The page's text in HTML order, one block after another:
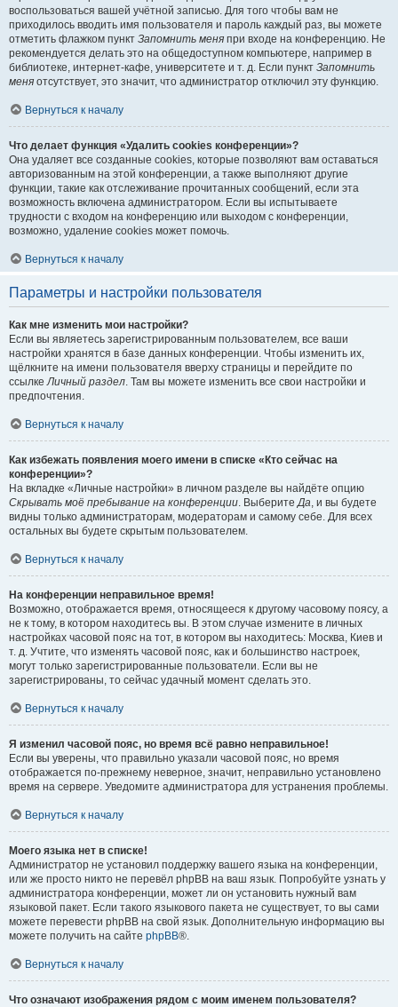
воспользоваться вашей учётной записью. Для того чтобы вам не
приходилось вводить имя пользователя и пароль каждый раз, вы можете
отметить флажком пункт Запомнить меня при входе на конференцию. Не
рекомендуется делать это на общедоступном компьютере, например в
библиотеке, интернет-кафе, университете и т. д. Если пункт Запомнить
меня отсутствует, это значит, что администратор отключил эту функцию.
Вернуться к началу
Что делает функция «Удалить cookies конференции»?
Она удаляет все созданные cookies, которые позволяют вам оставаться
авторизованным на этой конференции, а также выполняют другие
функции, такие как отслеживание прочитанных сообщений, если эта
возможность включена администратором. Если вы испытываете
трудности с входом на конференцию или выходом с конференции,
возможно, удаление cookies может помочь.
Вернуться к началу
Параметры и настройки пользователя
Как мне изменить мои настройки?
Если вы являетесь зарегистрированным пользователем, все ваши
настройки хранятся в базе данных конференции. Чтобы изменить их,
щёлкните на имени пользователя вверху страницы и перейдите по
ссылкеЛичный раздел. Там вы можете изменить все свои настройки и
предпочтения.
Вернуться к началу
Как избежать появления моего имени в списке «Кто сейчас на
конференции»?
На вкладке «Личные настройки» в личном разделе вы найдёте опцию
Скрывать моё пребывание на конференции. ВыберитеДа, и вы будете
видны только администраторам, модераторам и самому себе. Для всех
остальных вы будете скрытым пользователем.
Вернуться к началу
На конференции неправильное время!
Возможно, отображается время, относящееся к другому часовому поясу, а
не к тому, в котором находитесь вы. В этом случае измените в личных
настройках часовой пояс на тот, в котором вы находитесь: Москва, Киев и
т. д. Учтите, что изменять часовой пояс, как и большинство настроек,
могут только зарегистрированные пользователи. Если вы не
зарегистрированы, то сейчас удачный момент сделать это.
Вернуться к началу
Я изменил часовой пояс, но время всё равно неправильное!
Если вы уверены, что правильно указали часовой пояс, но время
отображается по-прежнему неверное, значит, неправильно установлено
время на сервере. Уведомите администратора для устранения проблемы.
Вернуться к началу
Моего языка нет в списке!
Администратор не установил поддержку вашего языка на конференции,
или же просто никто не перевёл phpBB на ваш язык. Попробуйте узнать у
администратора конференции, может ли он установить нужный вам
языковой пакет. Если такого языкового пакета не существует, то вы сами
можете перевести phpBB на свой язык. Дополнительную информацию вы
можете получить на сайте phpBB®.
Вернуться к началу
Что означают изображения рядом с моим именем пользователя?